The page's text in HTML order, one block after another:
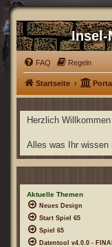
Insel-
FAQ Regeln
Startseite
Herzlich
Alles was Ihr wissen
Aktuelle Themen
Neues Design
Start Spiel 65
Spiel 65
Datentool v4.0.0 -